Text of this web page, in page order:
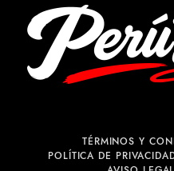
TÉRMINOS Y
POLÍTICA DE